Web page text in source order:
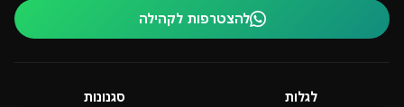
להצטרפות לקהילה
לגלות סגנונות